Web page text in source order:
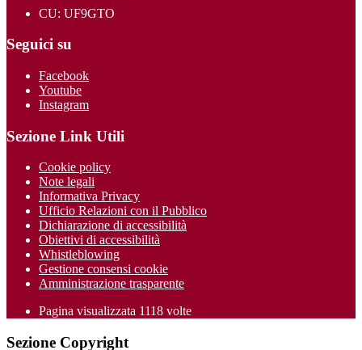
CU: UF9GTO
Seguici su
Facebook
Youtube
Instagram
Sezione Link Utili
Cookie policy
Note legali
Informativa Privacy
Ufficio Relazioni con il Pubblico
Dichiarazione di accessibilità
Obiettivi di accessibilità
Whistleblowing
Gestione consensi cookie
Amministrazione trasparente
Pagina visualizzata 1118 volte
Sezione Copyright